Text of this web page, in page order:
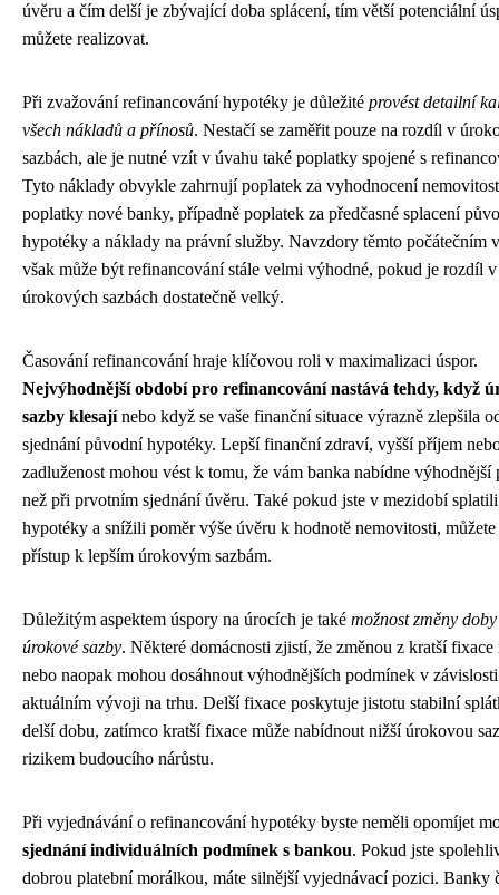
úvěru a čím delší je zbývající doba splácení, tím větší potenciální
můžete realizovat.
Při zvažování refinancování hypotéky je důležité provést detailní
všech nákladů a přínosů. Nestačí se zaměřit pouze na rozdíl v
sazbách, ale je nutné vzít v úvahu také poplatky spojené s
Tyto náklady obvykle zahrnují poplatek za vyhodnocení
poplatky nové banky, případně poplatek za předčasné splacení
hypotéky a náklady na právní služby. Navzdory těmto počátečním
však může být refinancování stále velmi výhodné, pokud je rozdíl v
úrokových sazbách dostatečně velký.
Časování refinancování hraje klíčovou roli v maximalizaci úspor.
Nejvýhodnější období pro refinancování nastává tehdy, když
sazby klesajínebo když se vaše finanční situace výrazně zlepšila
sjednání původní hypotéky. Lepší finanční zdraví, vyšší příjem
zadluženost mohou vést k tomu, že vám banka nabídne výhodnější
než při prvotním sjednání úvěru. Také pokud jste v mezidobí splatili
hypotéky a snížili poměr výše úvěru k hodnotě nemovitosti, můžete
přístup k lepším úrokovým sazbám.
Důležitým aspektem úspory na úrocích je také možnost změny
úrokové sazby. Některé domácnosti zjistí, že změnou z kratší fixace
nebo naopak mohou dosáhnout výhodnějších podmínek v
aktuálním vývoji na trhu. Delší fixace poskytuje jistotu stabilní
delší dobu, zatímco kratší fixace může nabídnout nižší úrokovou
rizikem budoucího nárůstu.
Při vyjednávání o refinancování hypotéky byste neměli opomíjet
sjednání individuálních podmínek s bankou. Pokud jste
dobrou platební morálkou, máte silnější vyjednávací pozici. Banky